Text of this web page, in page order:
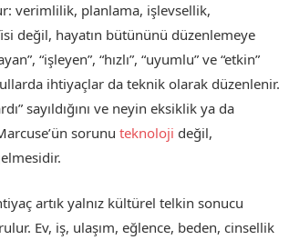
verimlilik, planlama, işlevsellik,
değil, hayatın bütününü düzenlemeye
“işleyen”, “hızlı”, “uyumlu” ve “etkin”
ihtiyaçlar da teknik olarak düzenlenir.
sayıldığını ve neyin eksiklik ya da
sorunuteknoloji değil,
artık yalnız kültürel telkin sonucu
Ev, iş, ulaşım, eğlence, beden, cinsellik